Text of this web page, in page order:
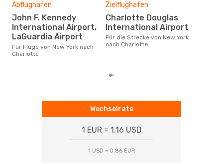
Abflughäfen
John F. Kennedy
International Airport,
LaGuardia Airport
Für Flüge von New York nach
Charlotte
Zielflughafen
Charlotte Douglas
International Airport
Für die Strecke von New York
nach Charlotte
Wechselrate
1 EUR = 1.16 USD
1 USD = 0.86 EUR